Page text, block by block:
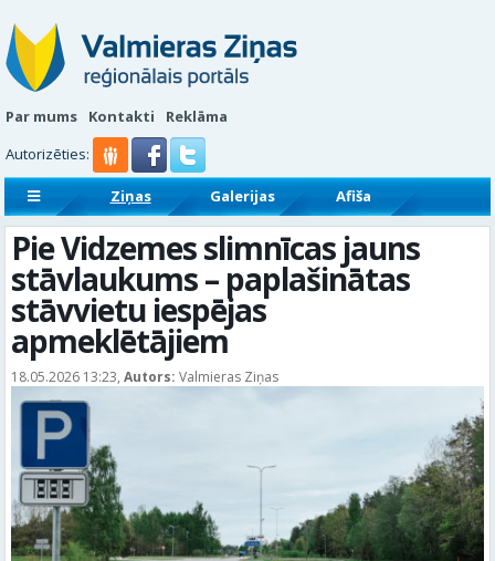
Par mums Kontakti
Reklāma
Autorizēties:
Ziņas Galerijas
Afiša
Sludinājumi
Pie Vidzemes slimnīcas jauns
stāvlaukums – paplašinātas
stāvvietu iespējas
apmeklētājiem
18.05.2026 13:23, Autors: Valmieras Ziņas